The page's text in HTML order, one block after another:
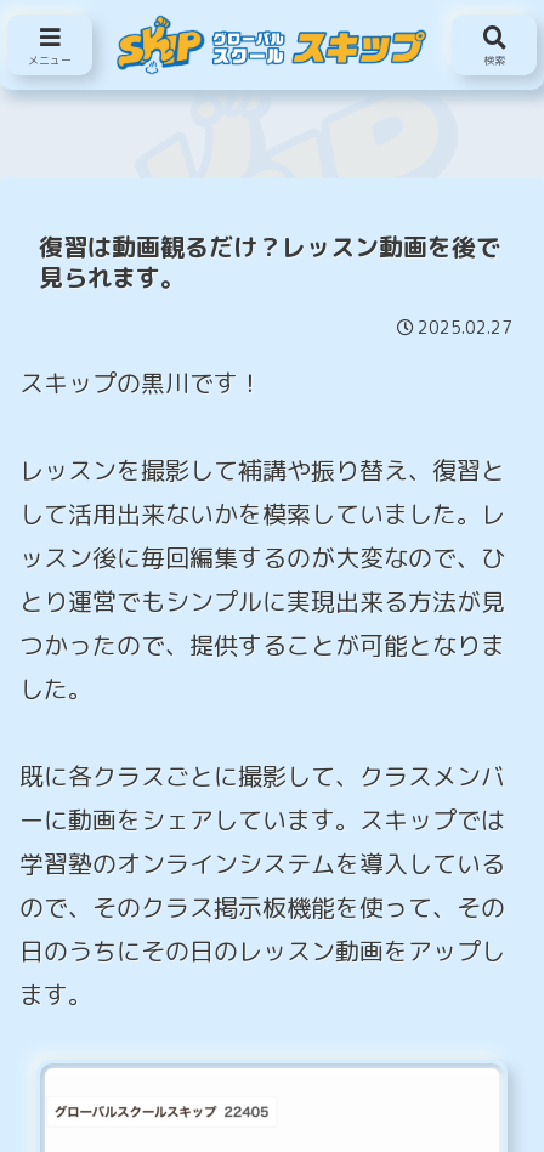
南相馬で韓国語が学べるスクール
復習は動画観るだけ？レッスン動画を後で
見られます。
2025.02.27
スキップの黒川です！
レッスンを撮影して補講や振り替え、復習と
して活用出来ないかを模索していました。レ
ッスン後に毎回編集するのが大変なので、ひ
とり運営でもシンプルに実現出来る方法が見
つかったので、提供することが可能となりま
した。
既に各クラスごとに撮影して、クラスメンバ
ーに動画をシェアしています。スキップでは
学習塾のオンラインシステムを導入している
ので、そのクラス掲示板機能を使って、その
日のうちにその日のレッスン動画をアップし
ます。
メニュー 検索